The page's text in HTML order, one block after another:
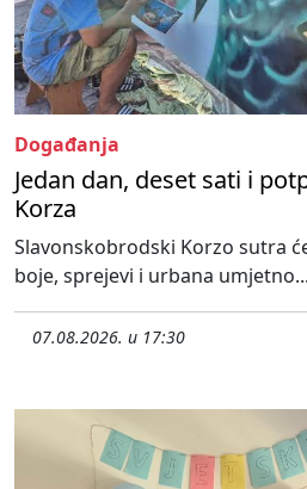
Događanja
Jedan dan, deset sati i
Korza
Slavonskobrodski Korzo sutra
boje, sprejevi i urbana umjetno...
07.08.2026. u 17:30